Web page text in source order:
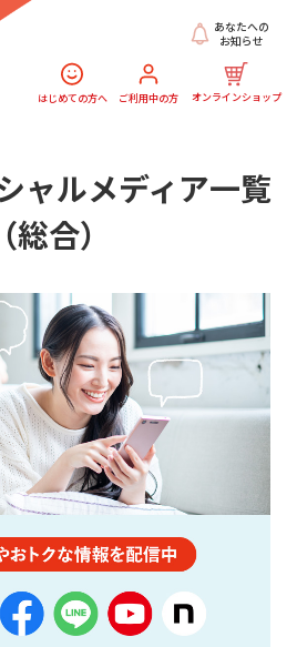
はじめての方へ ご利用中の方 オンラインショップ
あなたへの
お知らせ
ャルメディア一覧
（総合）